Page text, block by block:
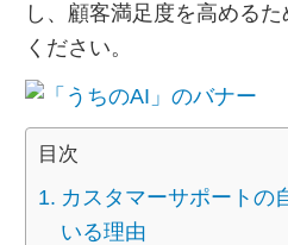
し、顧客満足度を高める
ください。
目次
カスタマーサポートの
いる理由